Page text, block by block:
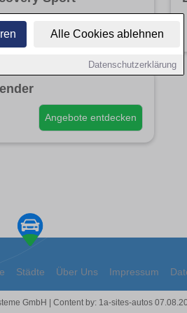
Alle Cookies ablehnen
Datenschutzerklärung
Angebote entdecken
Städte Über Uns Impressum
GmbH | Content by: 1a-sites-autos